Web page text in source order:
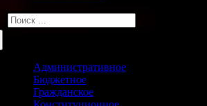
Искать:
Административное
Бюджетное
Гражданское